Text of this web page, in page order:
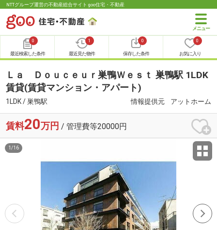
NTTグループ運営の不動産総合サイト goo住宅・不動産
0
最近検索した条件
1
最近見た物件
0
保存した条件
0
お気に入り
Ｌａ Ｄｏｕｃｅｕｒ巣鴨Ｗｅｓｔ 巣鴨駅 1LDK
賃貸(賃貸マンション・アパート)
1LDK / 巣鴨駅 情報提供元 アットホーム
賃料20万円 / 管理費等20000円
1 /16